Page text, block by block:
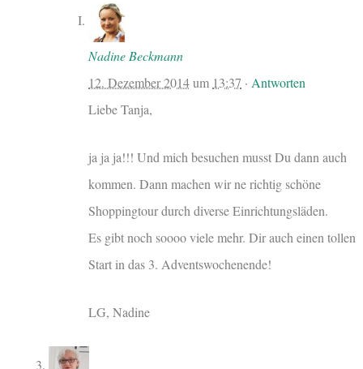
Nadine Beckmann
12. Dezember 2014um 13:37 ·Antworten
Liebe Tanja,
ja ja ja!!! Und mich besuchen musst Du dann auch
kommen. Dann machen wir ne richtig schöne
Shoppingtour durch diverse Einrichtungsläden.
Es gibt noch soooo viele mehr. Dir auch einen tollen
Start in das 3. Adventswochenende!
LG, Nadine